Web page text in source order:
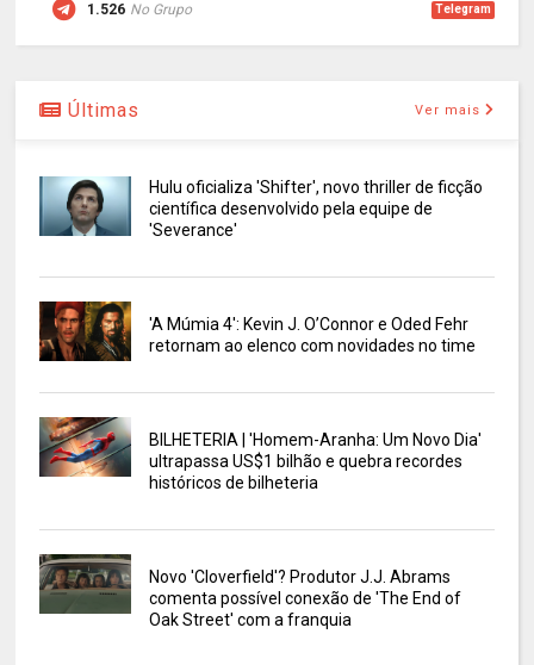
1.526 No Grupo Telegram
Últimas Ver mais
Hulu oficializa 'Shifter', novo thriller de ficção
científica desenvolvido pela equipe de
'Severance'
'A Múmia 4': Kevin J. O’Connor e Oded Fehr
retornam ao elenco com novidades no time
BILHETERIA | 'Homem-Aranha: Um Novo Dia'
ultrapassa US$1 bilhão e quebra recordes
históricos de bilheteria
Novo 'Cloverfield'? Produtor J.J. Abrams
comenta possível conexão de 'The End of
Oak Street' com a franquia